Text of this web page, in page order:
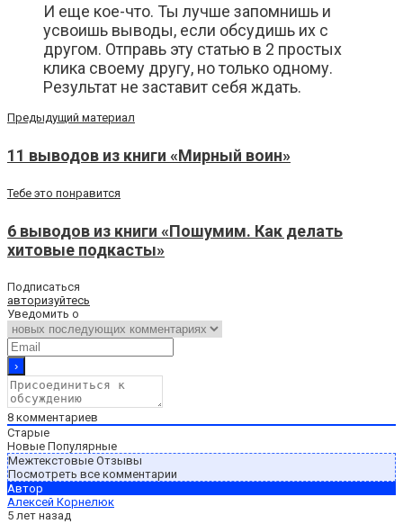
И еще кое-что. Ты лучше запомнишь и
усвоишь выводы, если обсудишь их с
другом. Отправь эту статью в 2 простых
клика своему другу, но только одному.
Результат не заставит себя ждать.
Предыдущий материал
11 выводов из книги «Мирный воин»
Тебе это понравится
6 выводов из книги «Пошумим. Как делать
хитовые подкасты»
Подписаться
авторизуйтесь
Уведомить о
8 комментариев
Старые
Новые Популярные
Межтекстовые Отзывы
Посмотреть все комментарии
Автор
Алексей Корнелюк
5 лет назад